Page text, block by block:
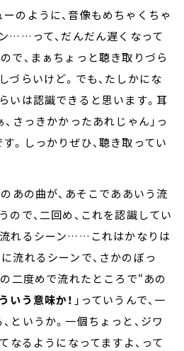
のように、音像もめちゃくちゃ
……って、だんだん遅くなって
で、まぁちょっと聴き取りづら
づらいけど。でも、たしかにな
いは認識できると思います。耳
、さっきかかったあれじゃん」っ
。しっかりぜひ、聴き取ってい
のあの曲が、あそこでああいう流
ので、二回め、これを認識してい
流れるシーン……これはかなりは
流れるシーンで、さかのぼっ
の二度めで流れたところで“あの
いう意味か！ 」っていうんで、一
というか。一個ちょっと、ジワ
なるようになってますよ、って